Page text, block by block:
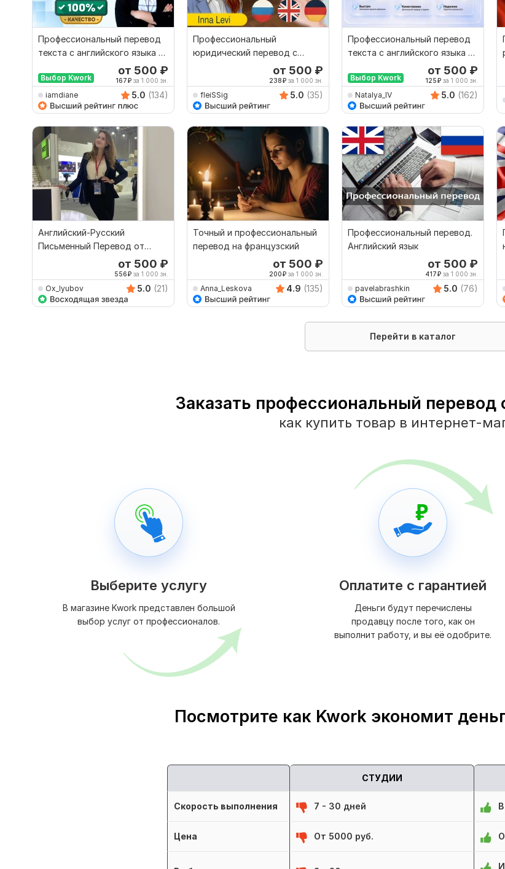
Профессиональный перевод
текста с английского языка на
Выбор Kwork
от 500 ₽
167₽ за 1 000 зн.
iamdiane 5.0 (134)
Профессиональный
юридический перевод с
русского на английский и
от 500 ₽
238₽ за 1 000 зн.
fleiSSig 5.0 (35)
Профессиональный перевод
текста с английского языка на
Выбор Kwork
от 500 ₽
125₽ за 1 000 зн.
Natalya_IV 5.0 (162)
Английский-Русский
Письменный Перевод от
Профессиональногоот 500 ₽
556₽ за 1 000 зн.
Ox_lyubov 5.0 (21)
Точный и профессиональный
перевод на французский
от 500 ₽
200₽ за 1 000 зн.
Anna_Leskova 4.9 (135)
Профессиональный перевод.
Английский язык
от 500 ₽
417₽ за 1 000 зн.
pavelabrashkin 5.0 (76)
Перейти в каталог
Заказать профессиональный перевод
как купить товар в интернет-
Выберите услугу
В магазине Kwork представлен большой
выбор услуг от профессионалов.
Оплатите с гарантией
Деньги будут перечислены
продавцу после того, как он
выполнит работу, и вы её одобрите.
Посмотрите как Kwork экономит
СТУДИИ
Скорость выполнения 7 - 30 дней
Цена От 5000 руб.